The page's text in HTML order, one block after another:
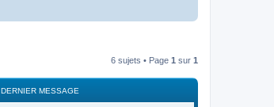
6 sujets • Page 1 sur 1
DERNIER MESSAGE